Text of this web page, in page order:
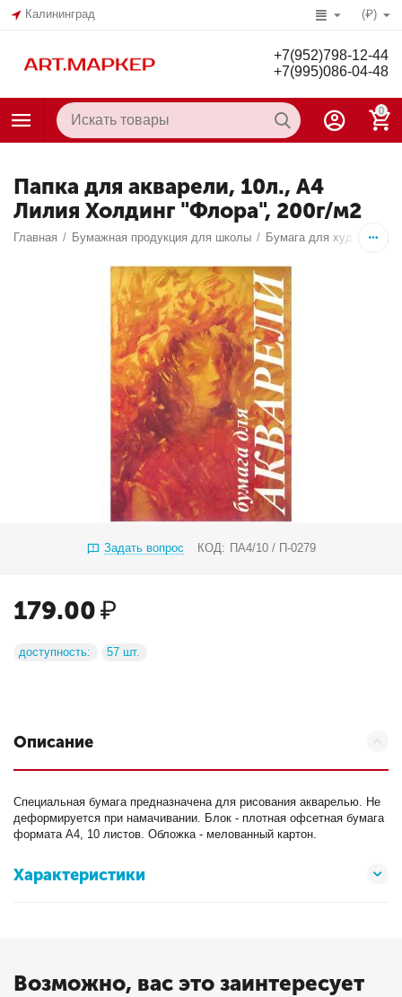
Калининград (₽)
+7(952)798-12-44
+7(995)086-04-48
0
Папка для акварели, 10л., А4
Лилия Холдинг "Флора", 200г/м2
Главная / Бумажная продукция для школы / Бумага для
Задать вопрос КОД: ПА4/10 / П-0279
179.00₽
доступность: 57 шт.
Описание
Специальная бумага предназначена для рисования акварелью. Не
деформируется при намачивании. Блок - плотная офсетная бумага
формата А4, 10 листов. Обложка - мелованный картон.
Характеристики
Возможно, вас это заинтересует